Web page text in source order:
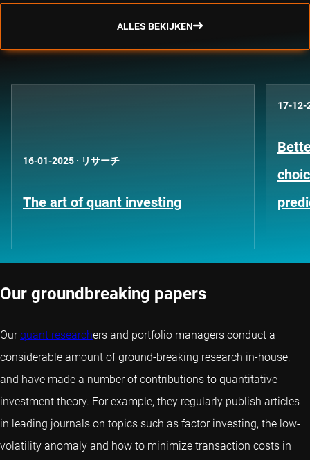
ALLES BEKIJKEN
16-01-2025 · リサーチ
The art of quant investing
17-12-
Our groundbreaking papers
Ourquant researchers and portfolio managers conduct a
considerable amount of ground-breaking research in-house,
and have made a number of contributions to quantitative
investment theory. For example, they regularly publish articles
in leading journals on topics such as factor investing, the low-
volatility anomaly and how to minimize transaction costs in